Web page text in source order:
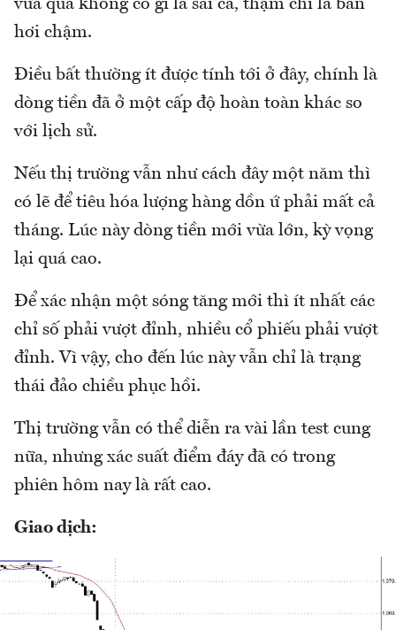
vừa qua không có gì là sai cả, thậm chí là bán
hơi chậm.
Điều bất thường ít được tính tới ở đây, chính là
dòng tiền đã ở một cấp độ hoàn toàn khác so
với lịch sử.
Nếu thị trường vẫn như cách đây một năm thì
có lẽ để tiêu hóa lượng hàng dồn ứ phải mất cả
tháng. Lúc này dòng tiền mới vừa lớn, kỳ vọng
lại quá cao.
Để xác nhận một sóng tăng mới thì ít nhất các
chỉ số phải vượt đỉnh, nhiều cổ phiếu phải vượt
đỉnh. Vì vậy, cho đến lúc này vẫn chỉ là trạng
thái đảo chiều phục hồi.
Thị trường vẫn có thể diễn ra vài lần test cung
nữa, nhưng xác suất điểm đáy đã có trong
phiên hôm nay là rất cao.
Giao dịch: